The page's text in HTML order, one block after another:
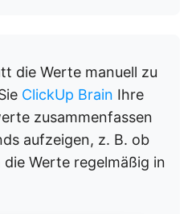
die Werte manuell zu
ClickUp Brain Ihre
zusammenfassen
aufzeigen, z. B. ob
Werte regelmäßig in